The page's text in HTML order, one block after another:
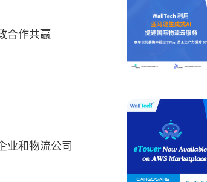
合作共赢
业和物流公司